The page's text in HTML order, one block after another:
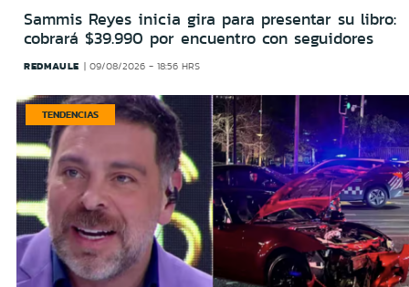
Sammis Reyes inicia gira para presentar su libro:
cobrará $39.990 por encuentro con seguidores
REDMAULE 09/08/2026 - 18:56 HRS
TENDENCIAS